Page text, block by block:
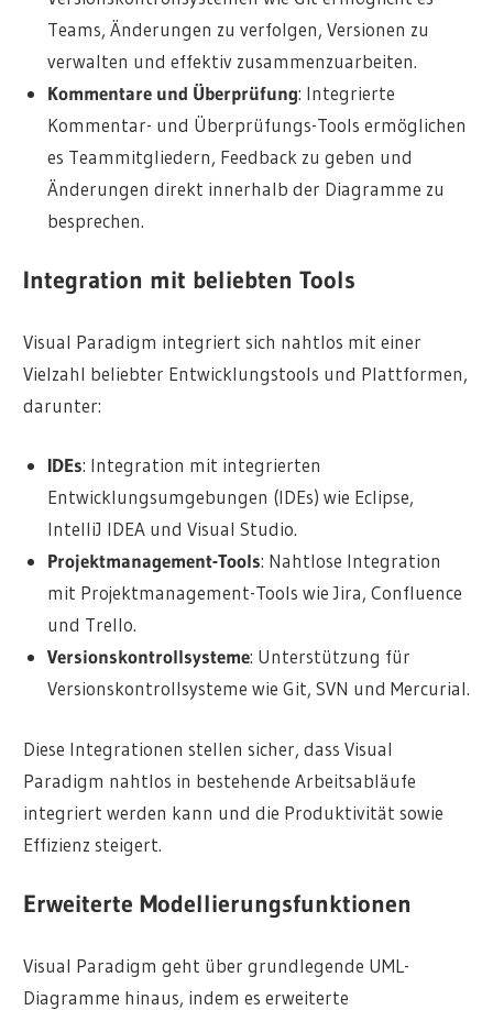
Teams, Änderungen zu verfolgen, Versionen zu
verwalten und effektiv zusammenzuarbeiten.
Kommentare und Überprüfung: Integrierte
Kommentar- und Überprüfungs-Tools ermöglichen
es Teammitgliedern, Feedback zu geben und
Änderungen direkt innerhalb der Diagramme zu
besprechen.
Integration mit beliebten Tools
Visual Paradigm integriert sich nahtlos mit einer
Vielzahl beliebter Entwicklungstools und Plattformen,
darunter:
IDEs: Integration mit integrierten
Entwicklungsumgebungen (IDEs) wie Eclipse,
IntelliJ IDEA und Visual Studio.
Projektmanagement-Tools: Nahtlose Integration
mit Projektmanagement-Tools wie Jira, Confluence
und Trello.
Versionskontrollsysteme: Unterstützung für
Versionskontrollsysteme wie Git, SVN und Mercurial.
Diese Integrationen stellen sicher, dass Visual
Paradigm nahtlos in bestehende Arbeitsabläufe
integriert werden kann und die Produktivität sowie
Effizienz steigert.
Erweiterte Modellierungsfunktionen
Visual Paradigm geht über grundlegende UML-
Diagramme hinaus, indem es erweiterte